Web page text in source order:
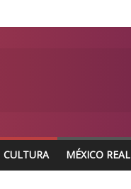
CULTURA MÉXICO REAL